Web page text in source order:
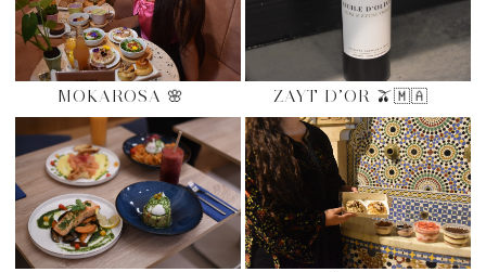
MOKAROSA 🌸 ZAYT D’OR 🫒🇲🇦